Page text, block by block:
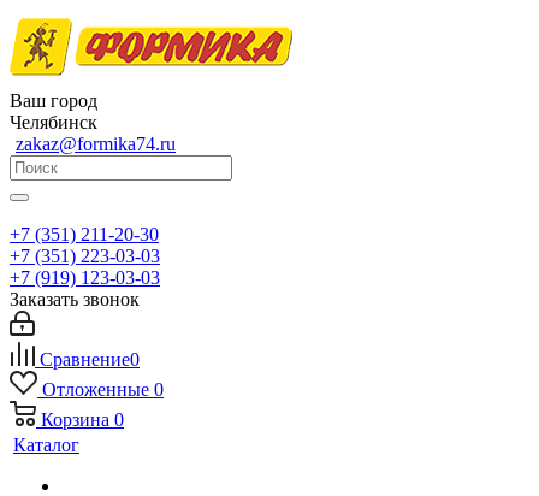
Ваш город
Челябинск
zakaz@formika74.ru
+7 (351) 211-20-30
+7 (351) 223-03-03
+7 (919) 123-03-03
Заказать звонок
Сравнение0
Отложенные 0
Корзина 0
Каталог